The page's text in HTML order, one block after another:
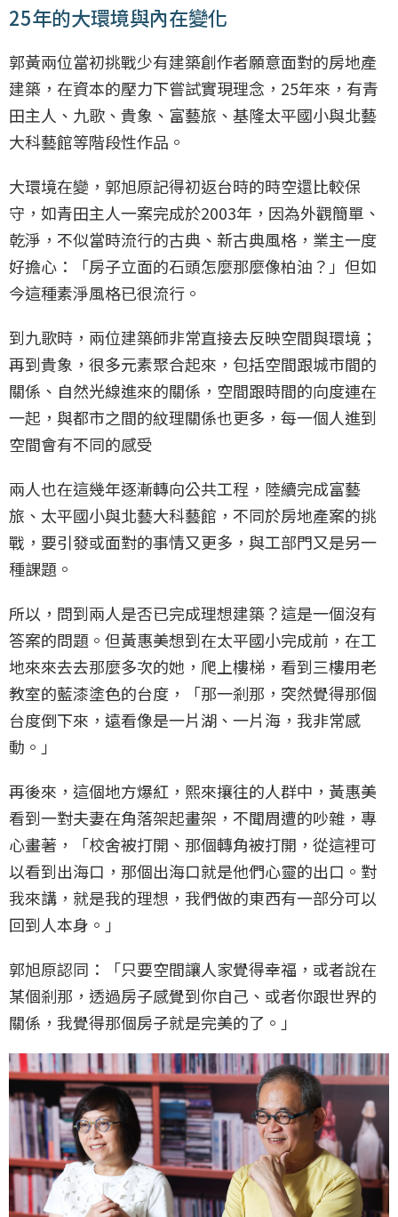
25年的大環境與內在變化
郭黃兩位當初挑戰少有建築創作者願意面對的房地產
建築，在資本的壓力下嘗試實現理念，25年來，有青
田主人、九歌、貴象、富藝旅、基隆太平國小與北藝
大科藝館等階段性作品。
大環境在變，郭旭原記得初返台時的時空還比較保
守，如青田主人一案完成於2003年，因為外觀簡單、
乾淨，不似當時流行的古典、新古典風格，業主一度
好擔心：「房子立面的石頭怎麼那麼像柏油？」但如
今這種素淨風格已很流行。
到九歌時，兩位建築師非常直接去反映空間與環境；
再到貴象，很多元素聚合起來，包括空間跟城市間的
關係、自然光線進來的關係，空間跟時間的向度連在
一起，與都市之間的紋理關係也更多，每一個人進到
空間會有不同的感受
兩人也在這幾年逐漸轉向公共工程，陸續完成富藝
旅、太平國小與北藝大科藝館，不同於房地產案的挑
戰，要引發或面對的事情又更多，與工部門又是另一
種課題。
所以，問到兩人是否已完成理想建築？這是一個沒有
答案的問題。但黃惠美想到在太平國小完成前，在工
地來來去去那麼多次的她，爬上樓梯，看到三樓用老
教室的藍漆塗色的台度，「那一剎那，突然覺得那個
台度倒下來，遠看像是一片湖、一片海，我非常感
動。」
再後來，這個地方爆紅，熙來攘往的人群中，黃惠美
看到一對夫妻在角落架起畫架，不聞周遭的吵雜，專
心畫著，「校舍被打開、那個轉角被打開，從這裡可
以看到出海口，那個出海口就是他們心靈的出口。對
我來講，就是我的理想，我們做的東西有一部分可以
回到人本身。」
郭旭原認同：「只要空間讓人家覺得幸福，或者說在
某個剎那，透過房子感覺到你自己、或者你跟世界的
關係，我覺得那個房子就是完美的了。」